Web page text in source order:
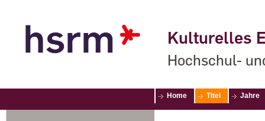
Kulturelles
Hochschul-
Home Titel Jahre